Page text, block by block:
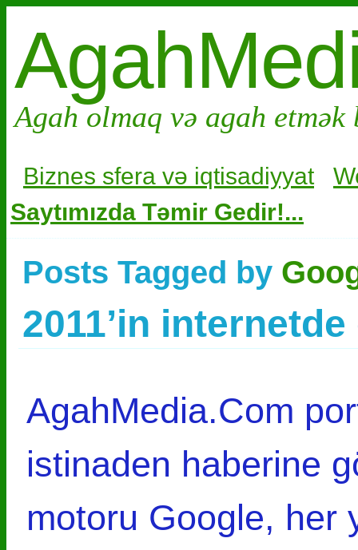
Agah olmaq və agah
Biznes sfera və iqtisadiyyat
Saytımızda Təmir Gedir!...
Posts Tagged by
2011’in
AgahMedia.Com
istinaden haberine
motoru Google, her